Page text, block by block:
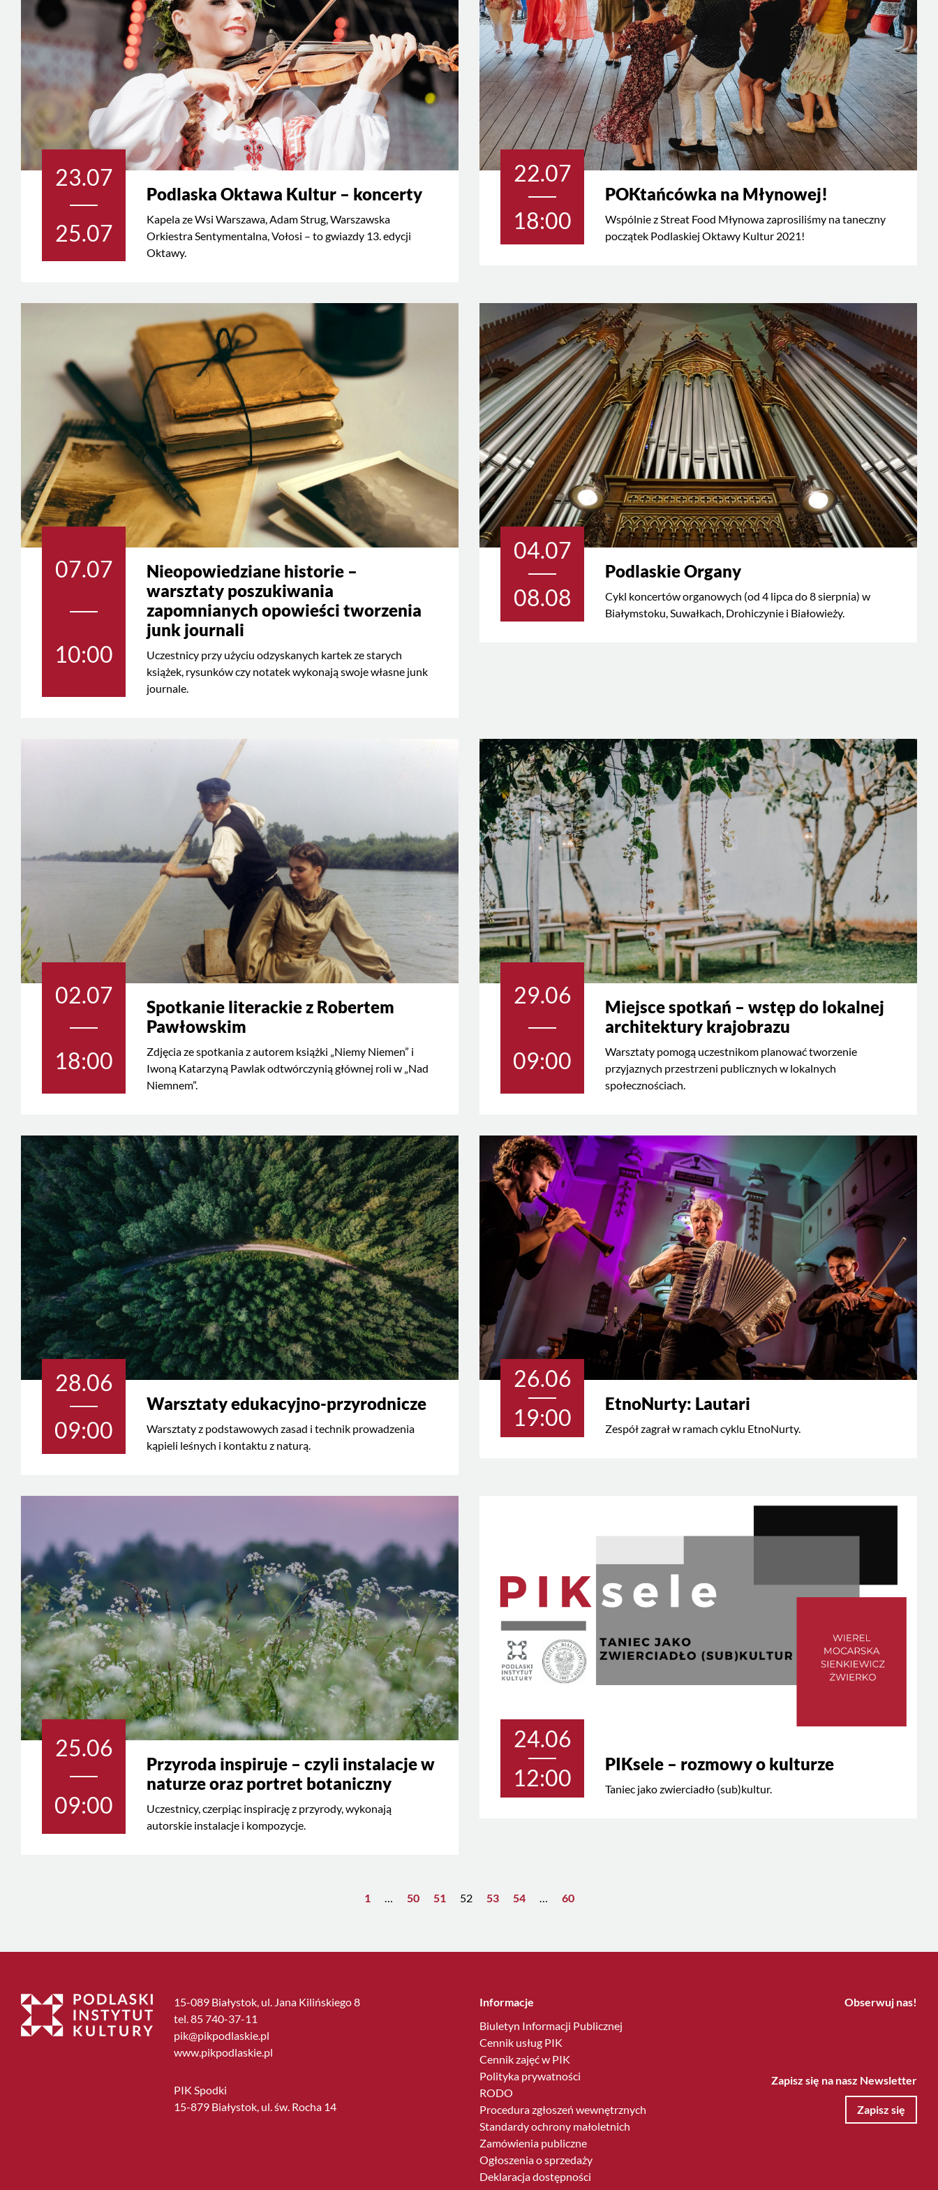
23.07
25.07
Podlaska Oktawa Kultur – koncerty
Kapela ze Wsi Warszawa, Adam Strug, Warszawska
Orkiestra Sentymentalna, Vołosi – to gwiazdy 13. edycji
Oktawy.
22.07
18:00
POKtańcówka na Młynowej!
Wspólnie z Streat Food Młynowa zaprosiliśmy na taneczny
początek Podlaskiej Oktawy Kultur 2021!
07.07
10:00
Nieopowiedziane historie –
warsztaty poszukiwania
zapomnianych opowieści tworzenia
junk journali
Uczestnicy przy użyciu odzyskanych kartek ze starych
książek, rysunków czy notatek wykonają swoje własne junk
journale.
04.07
08.08
Podlaskie Organy
Cykl koncertów organowych (od 4 lipca do 8 sierpnia) w
Białymstoku, Suwałkach, Drohiczynie i Białowieży.
02.07
18:00
Spotkanie literackie z Robertem
Pawłowskim
Zdjęcia ze spotkania z autorem książki „Niemy Niemen” i
Iwoną Katarzyną Pawlak odtwórczynią głównej roli w „Nad
Niemnem”.
29.06
09:00
Miejsce spotkań – wstęp do lokalnej
architektury krajobrazu
Warsztaty pomogą uczestnikom planować tworzenie
przyjaznych przestrzeni publicznych w lokalnych
społecznościach.
28.06
09:00
Warsztaty edukacyjno-przyrodnicze
Warsztaty z podstawowych zasad i technik prowadzenia
kąpieli leśnych i kontaktu z naturą.
26.06
19:00
EtnoNurty: Lautari
Zespół zagrał w ramach cyklu EtnoNurty.
25.06
09:00
Przyroda inspiruje – czyli instalacje w
naturze oraz portret botaniczny
Uczestnicy, czerpiąc inspirację z przyrody, wykonają
autorskie instalacje i kompozycje.
24.06
12:00
PIKsele – rozmowy o kulturze
Taniec jako zwierciadło (sub)kultur.
1 … 50 51 52 53 54 … 60
15-089 Białystok, ul. Jana Kilińskiego 8
tel. 85 740-37-11
pik@pikpodlaskie.pl
www.pikpodlaskie.pl
PIK Spodki
15-879 Białystok, ul. św. Rocha 14
Informacje
Biuletyn Informacji Publicznej
Cennik usług PIK
Cennik zajęć w PIK
Polityka prywatności
RODO
Procedura zgłoszeń wewnętrznych
Standardy ochrony małoletnich
Zamówienia publiczne
Ogłoszenia o sprzedaży
Deklaracja dostępności
Obserwuj nas!
Zapisz się na nasz Newsletter
Zapisz się